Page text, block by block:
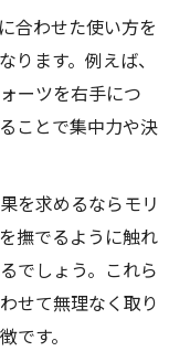
合わせた使い方を
ります。例えば、
ーツを右手につ
ことで集中力や決
を求めるならモリ
撫でるように触れ
でしょう。これら
せて無理なく取り
です。